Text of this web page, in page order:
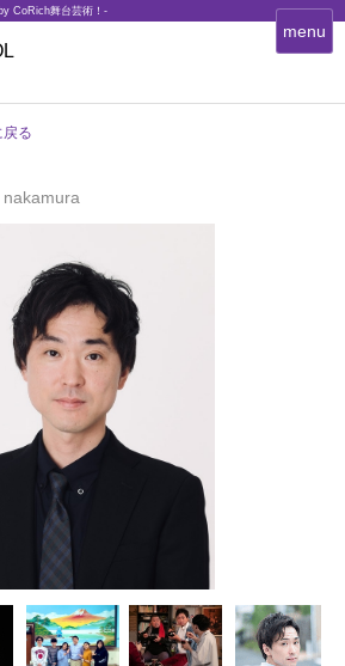
CoRich舞台芸術！-
T
o
g
menu
戻る
nakamura